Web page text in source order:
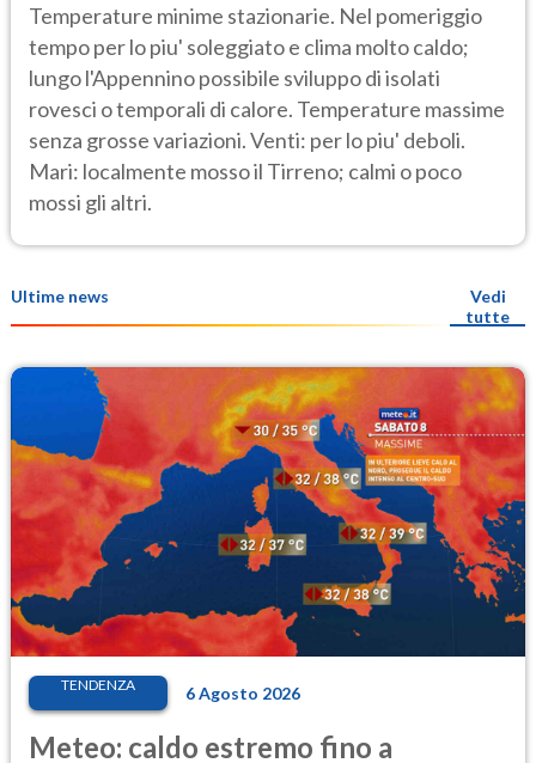
Temperature minime stazionarie. Nel pomeriggio
tempo per lo piu' soleggiato e clima molto caldo;
lungo l'Appennino possibile sviluppo di isolati
rovesci o temporali di calore. Temperature massime
senza grosse variazioni. Venti: per lo piu' deboli.
Mari: localmente mosso il Tirreno; calmi o poco
mossi gli altri.
Ultime news
Vedi
tutte
TENDENZA 6 Agosto 2026
Meteo: caldo estremo fino a